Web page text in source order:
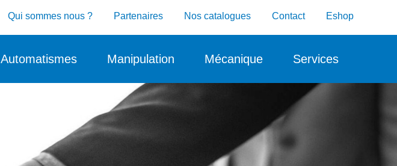
Qui sommes nous ? Partenaires Nos catalogues Contact Eshop
Automatismes Manipulation Mécanique Services